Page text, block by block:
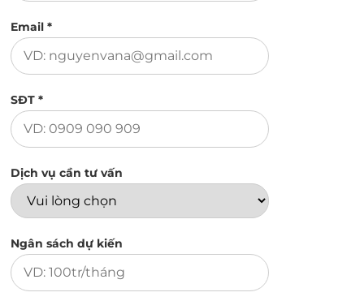
Email *
SĐT *
Dịch vụ cần tư vấn
Ngân sách dự kiến